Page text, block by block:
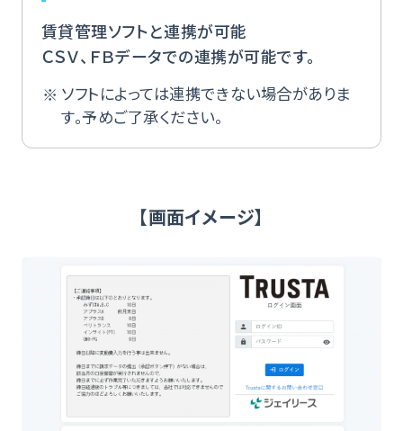
賃貸管理ソフトと連携が可能
ＣＳＶ、ＦＢデータでの連携が可能です。
ソフトによっては連携できない場合がありま
す。予めご了承ください。
【画面イメージ】